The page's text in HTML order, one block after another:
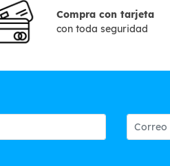
Compra con tarjeta
con toda seguridad